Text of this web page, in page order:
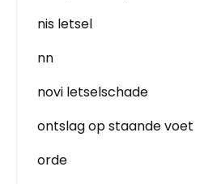
nis letsel
nn
novi letselschade
ontslag op staande voet
orde